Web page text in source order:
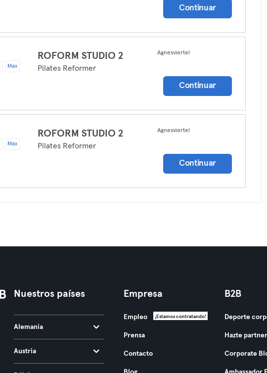
Continuar
Max
ROFORM STUDIO 2
Pilates Reformer
Agnesviertel
Continuar
Max
ROFORM STUDIO 2
Pilates Reformer
Agnesviertel
Continuar
Nuestros países
Alemania
Austria
Empresa
Empleo ¡Estamos contratando!
Prensa
Contacto
B2B
Deporte
Hazte partner
Corporate